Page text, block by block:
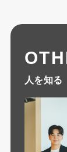
人を知る